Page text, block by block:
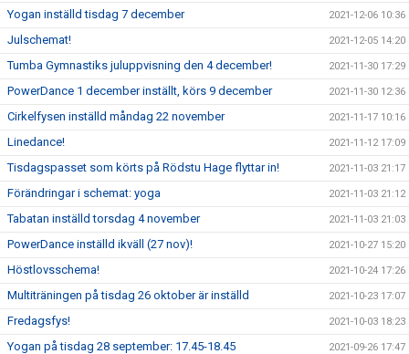
Yogan inställd tisdag 7 december 2021-12-06 10:36
Julschemat! 2021-12-05 14:20
Tumba Gymnastiks juluppvisning den 4 december! 2021-11-30 17:29
PowerDance 1 december inställt, körs 9 december 2021-11-30 12:36
Cirkelfysen inställd måndag 22 november 2021-11-17 10:16
Linedance! 2021-11-12 17:09
Tisdagspasset som körts på Rödstu Hage flyttar in! 2021-11-03 21:17
Förändringar i schemat: yoga 2021-11-03 21:12
Tabatan inställd torsdag 4 november 2021-11-03 21:03
PowerDance inställd ikväll (27 nov)! 2021-10-27 15:20
Höstlovsschema! 2021-10-24 17:26
Multiträningen på tisdag 26 oktober är inställd 2021-10-23 17:07
Fredagsfys! 2021-10-03 18:23
Yogan på tisdag 28 september: 17.45-18.45 2021-09-26 17:47